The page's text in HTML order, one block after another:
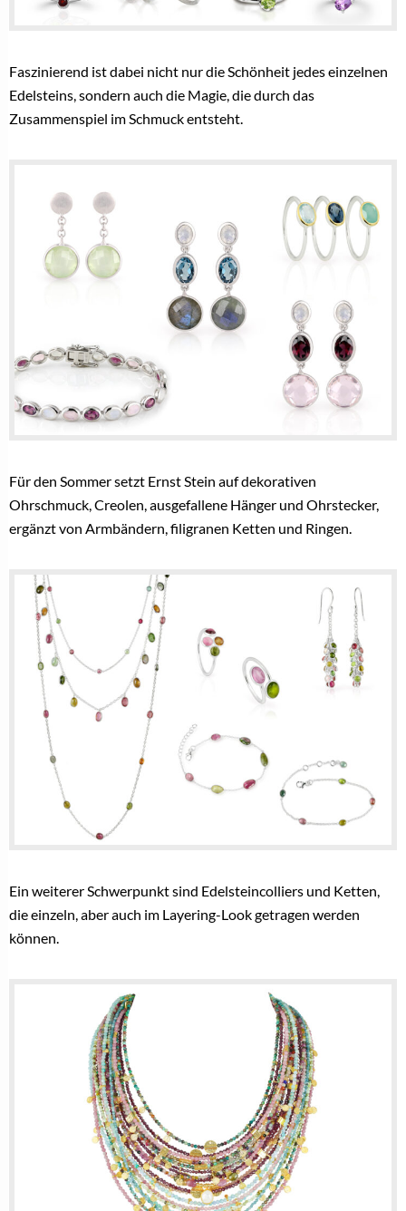
Faszinierend ist dabei nicht nur die Schönheit jedes einzelnen
Edelsteins, sondern auch die Magie, die durch das
Zusammenspiel im Schmuck entsteht.
Für den Sommer setzt Ernst Stein auf dekorativen
Ohrschmuck, Creolen, ausgefallene Hänger und Ohrstecker,
ergänzt von Armbändern, filigranen Ketten und Ringen.
Ein weiterer Schwerpunkt sind Edelsteincolliers und Ketten,
die einzeln, aber auch im Layering-Look getragen werden
können.